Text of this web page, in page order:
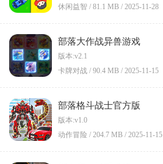
休闲益智 / 81.1 MB / 2025-11-28
部落大作战异兽游戏
版本:v2.1
卡牌对战 / 90.4 MB / 2025-11-15
部落格斗战士官方版
版本:v1.0
动作冒险 / 204.7 MB / 2025-11-15